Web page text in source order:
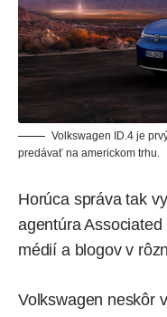
Volkswagen ID.4 je
predávať na americkom trhu
Horúca správa tak
agentúra
médií a blogov v
Volkswagen neskôr